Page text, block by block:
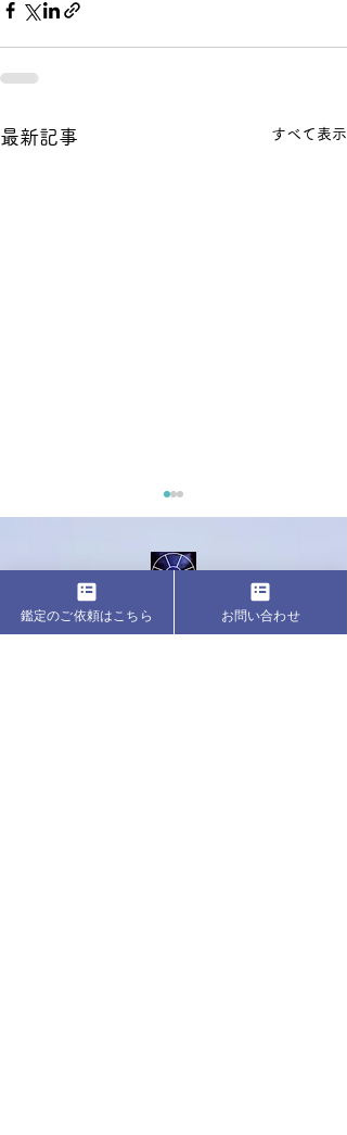
最新記事 すべて表示
お問い合わせ
鑑定のご依頼はこちら お問い合わせ